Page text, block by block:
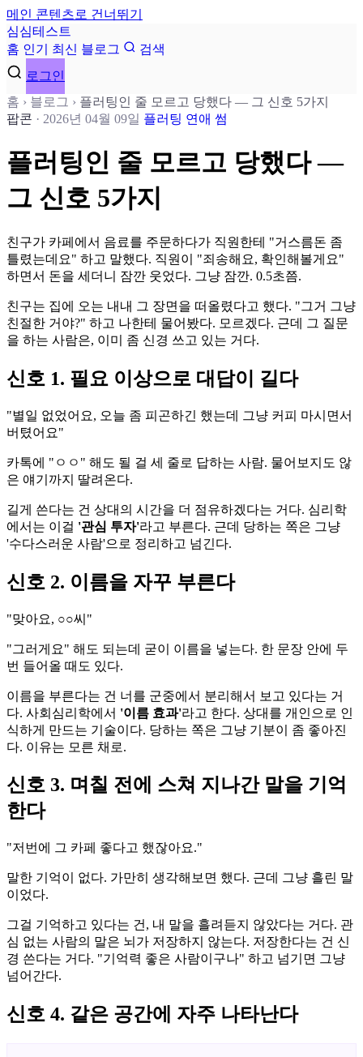
메인 콘텐츠로 건너뛰기
심심테 스 트
홈 인기 최신 블로그
검색
로그인
홈 › 블로그 › 플러팅인 줄 모르고 당했다 — 그 신호 5가지
팝콘 · 2026년 04월 09일 플러팅 연애 썸
플러팅인 줄 모르고 당했다 —
그 신호 5가지
친구가 카페에서 음료를 주문하다가 직원한테 "거스름돈 좀
틀렸는데요" 하고 말했다. 직원이 "죄송해요, 확인해볼게요"
하면서 돈을 세더니 잠깐 웃었다. 그냥 잠깐. 0.5초쯤.
친구는 집에 오는 내내 그 장면을 떠올렸다고 했다. "그거 그냥
친절한 거야?" 하고 나한테 물어봤다. 모르겠다. 근데 그 질문
을 하는 사람은, 이미 좀 신경 쓰고 있는 거다.
신호 1. 필요 이상으로 대답이 길다
"별일 없었어요, 오늘 좀 피곤하긴 했는데 그냥 커피 마시면서
버텼어요"
카톡에 "ㅇㅇ" 해도 될 걸 세 줄로 답하는 사람. 물어보지도 않
은 얘기까지 딸려온다.
길게 쓴다는 건 상대의 시간을 더 점유하겠다는 거다. 심리학
에서는 이걸 '관심 투자'라고 부른다. 근데 당하는 쪽은 그냥
'수다스러운 사람'으로 정리하고 넘긴다.
신호 2. 이름을 자꾸 부른다
"맞아요, ○○씨"
"그러게요" 해도 되는데 굳이 이름을 넣는다. 한 문장 안에 두
번 들어올 때도 있다.
이름을 부른다는 건 너를 군중에서 분리해서 보고 있다는 거
다. 사회심리학에서 '이름 효과'라고 한다. 상대를 개인으로 인
식하게 만드는 기술이다. 당하는 쪽은 그냥 기분이 좀 좋아진
다. 이유는 모른 채로.
신호 3. 며칠 전에 스쳐 지나간 말을 기억
한다
"저번에 그 카페 좋다고 했잖아요."
말한 기억이 없다. 가만히 생각해보면 했다. 근데 그냥 흘린 말
이었다.
그걸 기억하고 있다는 건, 내 말을 흘려듣지 않았다는 거다. 관
심 없는 사람의 말은 뇌가 저장하지 않는다. 저장한다는 건 신
경 쓴다는 거다. "기억력 좋은 사람이구나" 하고 넘기면 그냥
넘어간다.
신호 4. 같은 공간에 자주 나타난다